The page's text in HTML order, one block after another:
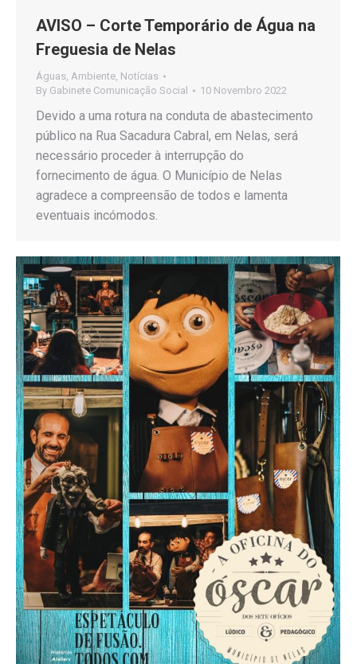
AVISO – Corte Temporário de Água na
Freguesia de Nelas
Águas Ambiente Notícias
By Gabinete Comunicação Social 10 Novembro 2022
Devido a uma rotura na conduta de abastecimento
público na Rua Sacadura Cabral, em Nelas, será
necessário proceder à interrupção do
fornecimento de água. O Município de Nelas
agradece a compreensão de todos e lamenta
eventuais incómodos.